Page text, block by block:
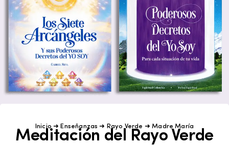
Inicio ➜ Enseñanzas ➜ Rayo Verde ➜Madre María
Meditación del Rayo Verde